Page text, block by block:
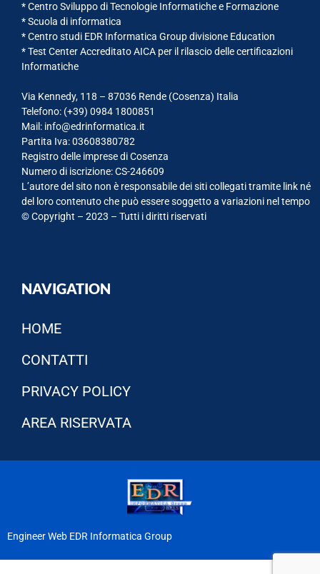
* Centro Sviluppo di Tecnologie Informatiche e Formazione
* Scuola di informatica
* Centro studi EDR Informatica Group divisione Education
* Test Center Accreditato AICA per il rilascio delle certificazioni
Informatiche
Via Kennedy, 118 – 87036 Rende (Cosenza) Italia
Telefono: (+39) 0984 1800851
Mail: info@edrinformatica.it
Partita Iva: 03608380782
Registro delle imprese di Cosenza
Numero di iscrizione: CS-246609
L’autore del sito non è responsabile dei siti collegati tramite link né
del loro contenuto che può essere soggetto a variazioni nel tempo
© Copyright – 2023 – Tutti i diritti riservati
NAVIGATION
HOME
CONTATTI
PRIVACY POLICY
AREA RISERVATA
Engineer Web EDR Informatica Group